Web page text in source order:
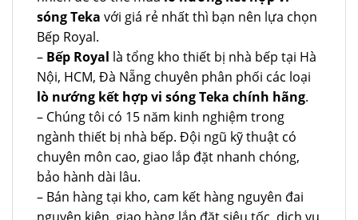
sóng Teka với giá rẻ nhất thì bạn nên lựa chọn
Bếp Royal.
– Bếp Royal là tổng kho thiết bị nhà bếp tại Hà
Nội, HCM, Đà Nẵng chuyên phân phối các loại
lò nướng kết hợp vi sóng Teka chính hãng.
– Chúng tôi có 15 năm kinh nghiệm trong
ngành thiết bị nhà bếp. Đội ngũ kỹ thuật có
chuyên môn cao, giao lắp đặt nhanh chóng,
bảo hành dài lâu.
– Bán hàng tại kho, cam kết hàng nguyên đai